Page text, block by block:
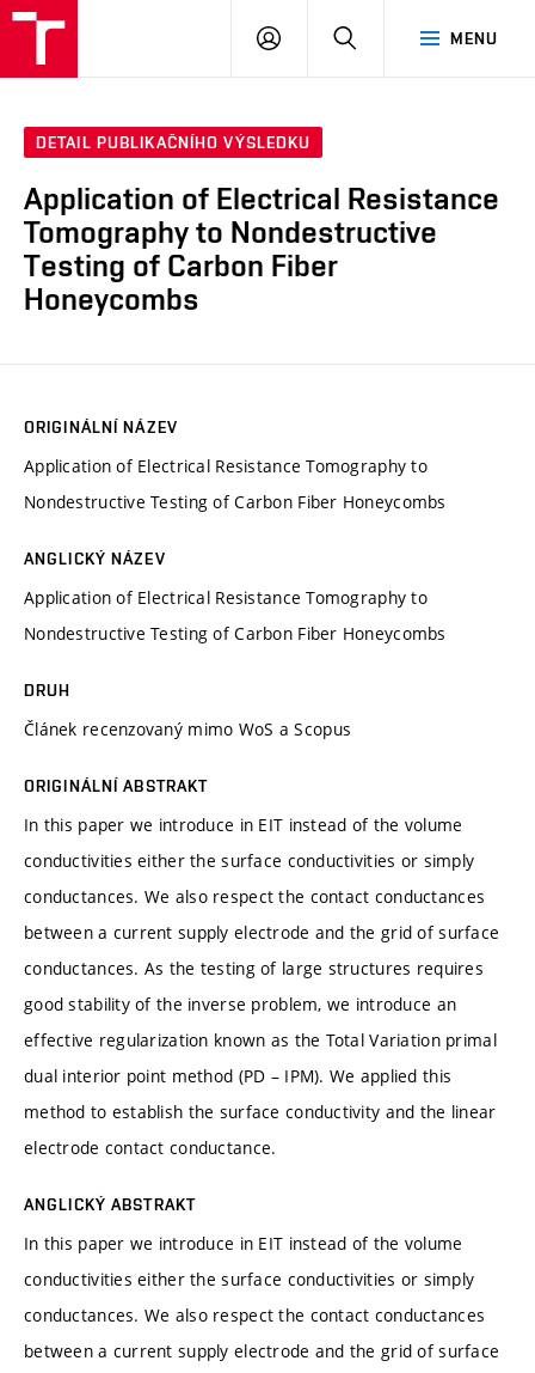
MENU
PŘIHLÁSIT
DETAIL PUBLIKAČNÍHO VÝSLEDKU
Application of Electrical Resistance
Tomography to Nondestructive
Testing of Carbon Fiber
Honeycombs
ORIGINÁLNÍ NÁZEV
Application of Electrical Resistance Tomography to
Nondestructive Testing of Carbon Fiber Honeycombs
ANGLICKÝ NÁZEV
Application of Electrical Resistance Tomography to
Nondestructive Testing of Carbon Fiber Honeycombs
DRUH
Článek recenzovaný mimo WoS a Scopus
ORIGINÁLNÍ ABSTRAKT
In this paper we introduce in EIT instead of the volume
conductivities either the surface conductivities or simply
conductances. We also respect the contact conductances
between a current supply electrode and the grid of surface
conductances. As the testing of large structures requires
good stability of the inverse problem, we introduce an
effective regularization known as the Total Variation primal
dual interior point method (PD – IPM). We applied this
method to establish the surface conductivity and the linear
electrode contact conductance.
ANGLICKÝ ABSTRAKT
In this paper we introduce in EIT instead of the volume
conductivities either the surface conductivities or simply
conductances. We also respect the contact conductances
between a current supply electrode and the grid of surface